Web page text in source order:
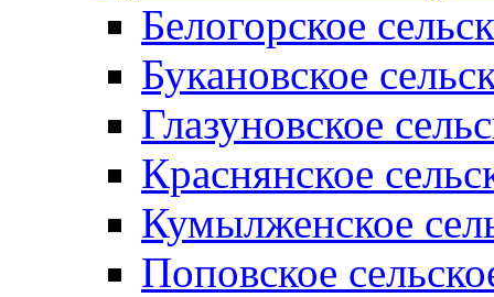
Белогорское
Букановское
Глазуновское
Краснянское
Кумылженское
Поповское